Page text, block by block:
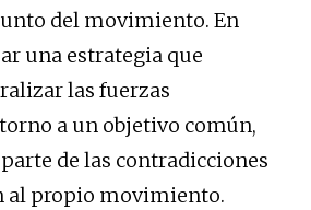
del movimiento. En
una estrategia que
las fuerzas
a un objetivo común,
de las contradicciones
al propio movimiento.